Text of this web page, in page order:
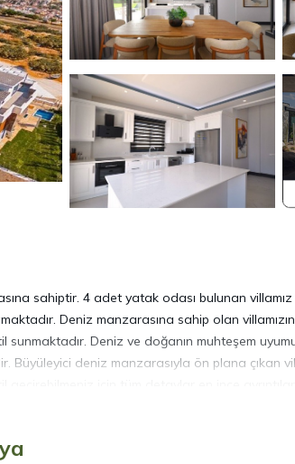
sahiptir. 4 adet yatak odası bulunan
Deniz manzarasına sahip olan villamızın
Deniz ve doğanın muhteşem
Büyüleyici deniz manzarasıyla ön plana çıkan
Topaz ve Akik de ortak resimler kullanılmıştır.
böcek, sinek vs. bulunma ihtimali vardır, bu